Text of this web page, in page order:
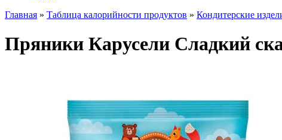
Главная » Таблица калорийности продуктов » Кондитерские
Пряники Карусели Сладкий